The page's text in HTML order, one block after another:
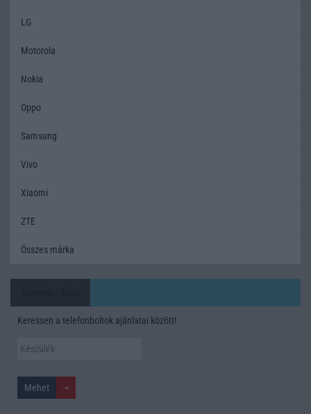
LG
Motorola
Nokia
Oppo
Samsung
Vivo
Xiaomi
ZTE
Összes márka
Keressen a telefonboltok ajánlatai között!